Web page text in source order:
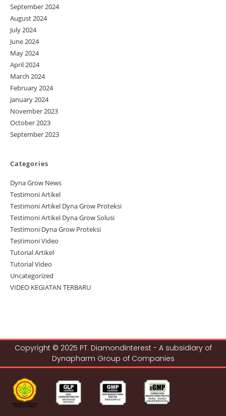
September 2024
August 2024
July 2024
June 2024
May 2024
April 2024
March 2024
February 2024
January 2024
November 2023
October 2023
September 2023
Categories
Dyna Grow News
Testimoni Artikel
Testimoni Artikel Dyna Grow Proteksi
Testimoni Artikel Dyna Grow Solusi
Testimoni Dyna Grow Proteksi
Testimoni Video
Tutorial Artikel
Tutorial Video
Uncategorized
VIDEO KEGIATAN TERBARU
Copyright © 2025 PT. Diamondinterest - A subsidiary of
Dynapharm Group of Companies